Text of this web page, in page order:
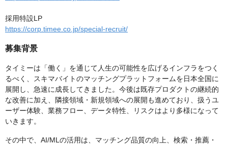
採用特設LP
https://corp.timee.co.jp/special-recruit/
募集背景
タイミーは「働く」を通じて人生の可能性を広げるインフラをつく
るべく、スキマバイトのマッチングプラットフォームを日本全国に
展開し、急速に成長してきました。今後は既存プロダクトの継続的
な改善に加え、隣接領域・新規領域への展開も進めており、扱うユ
ーザー体験、業務フロー、データ特性、リスクはより多様になって
いきます。
その中で、AI/MLの活用は、マッチング品質の向上、検索・推薦・